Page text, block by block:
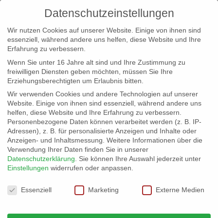
info@erfolgreich-events.de
+4940 46 777 230
Datenschutzeinstellungen
Wir nutzen Cookies auf unserer Website. Einige von ihnen sind
essenziell, während andere uns helfen, diese Website und Ihre
Erfahrung zu verbessern.
Wenn Sie unter 16 Jahre alt sind und Ihre Zustimmung zu
freiwilligen Diensten geben möchten, müssen Sie Ihre
Erziehungsberechtigten um Erlaubnis bitten.
Wir verwenden Cookies und andere Technologien auf unserer
Website. Einige von ihnen sind essenziell, während andere uns
helfen, diese Website und Ihre Erfahrung zu verbessern.
Personenbezogene Daten können verarbeitet werden (z. B. IP-
Adressen), z. B. für personalisierte Anzeigen und Inhalte oder
Anzeigen- und Inhaltsmessung. Weitere Informationen über die
Verwendung Ihrer Daten finden Sie in unserer
Datenschutzerklärung
Sie können Ihre Auswahl jederzeit unter
Einstellungen widerrufen oder anpassen.
Datenschutzeinstellungen
Essenziell Marketing Externe Medien